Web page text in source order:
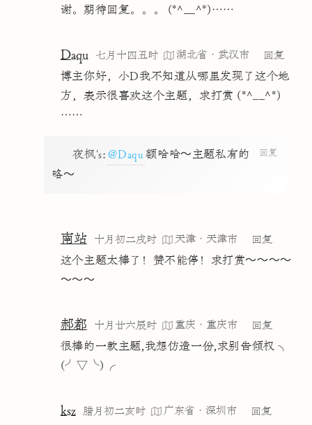
谢。期待回复。。。 (*^__^*)……
Daqu 七月十四丑时 湖北省·武汉市
回复
博主你好，小D我不知道从哪里发现了这个地
方，表示很喜欢这个主题，求打赏 (*^__^*)
……
夜枫's: @Daqu额哈哈～主题私有的
咯～
回复
南站 十月初二戌时 天津·天津市
回复
这个主题太棒了！赞不能停！求打赏～～～～
～～～
郝都 十月廿六辰时 重庆·重庆市
回复
很棒的一款主题,我想仿造一份,求别告倾权 ╮
(╯▽╰)╭
ksz 腊月初二亥时 广东省·深圳市
回复